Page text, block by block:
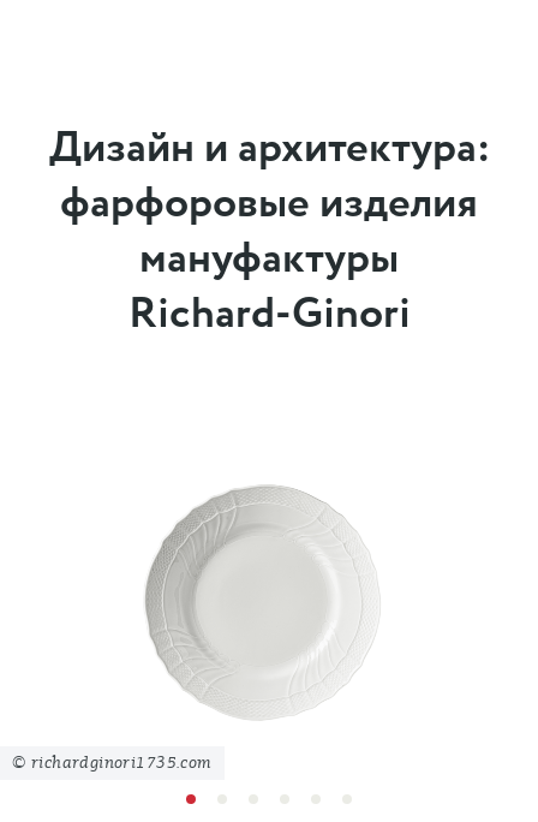
Дизайн и архитектура:
фарфоровые изделия
мануфактуры
Richard-Ginori
© richardginori1735.com